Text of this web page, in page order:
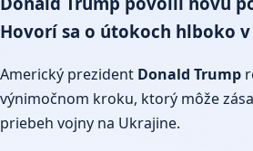
Hovorí sa o útokoch hlboko v
Americký prezident Donald Trump
výnimočnom kroku, ktorý môže
priebeh vojny na Ukrajine.